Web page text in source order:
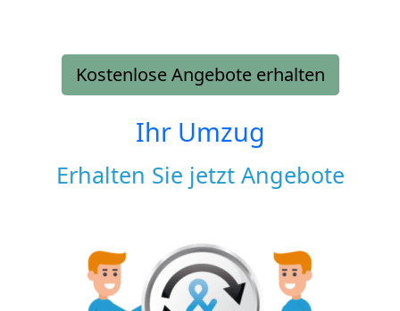
Kostenlose Angebote erhalten
Ihr Umzug
Erhalten Sie jetzt Angebote